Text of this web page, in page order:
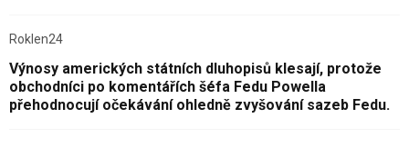
Roklen24
Výnosy amerických státních dluhopisů klesají, protože
obchodníci po komentářích šéfa Fedu Powella
přehodnocují očekávání ohledně zvyšování sazeb Fedu.